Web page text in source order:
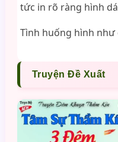
tức in rõ ràng hình
Tình huống hình
Truyện Đề Xuất